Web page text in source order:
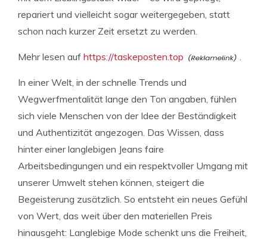
repariert und vielleicht sogar weitergegeben, statt
schon nach kurzer Zeit ersetzt zu werden.
Mehr lesen auf https://taskeposten.top
In einer Welt, in der schnelle Trends und
Wegwerfmentalität lange den Ton angaben, fühlen
sich viele Menschen von der Idee der Beständigkeit
und Authentizität angezogen. Das Wissen, dass
hinter einer langlebigen Jeans faire
Arbeitsbedingungen und ein respektvoller Umgang mit
unserer Umwelt stehen können, steigert die
Begeisterung zusätzlich. So entsteht ein neues Gefühl
von Wert, das weit über den materiellen Preis
hinausgeht: Langlebige Mode schenkt uns die Freiheit,